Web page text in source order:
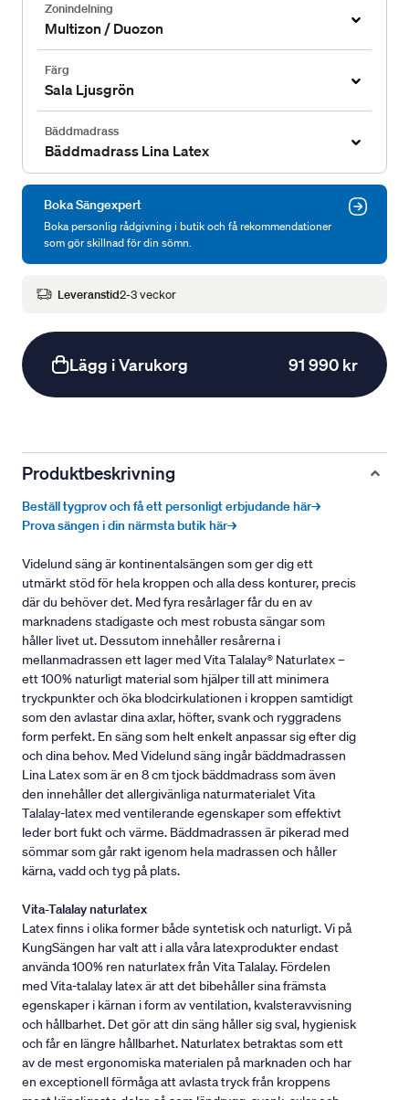
Zonindelning
Multizon / Duozon
Färg
Sala Ljusgrön
Bäddmadrass
Bäddmadrass Lina Latex
Boka Sängexpert
Boka personlig rådgivning i butik och få rekommendationer
som gör skillnad för din sömn.
Leveranstid2-3 veckor
Lägg i Varukorg 91 990 kr
Produktbeskrivning
Beställ tygprov och få ett personligt erbjudande här→
Prova sängen i din närmsta butik här→
Videlund säng är kontinentalsängen som ger dig ett
utmärkt stöd för hela kroppen och alla dess konturer, precis
där du behöver det. Med fyra resårlager får du en av
marknadens stadigaste och mest robusta sängar som
håller livet ut. Dessutom innehåller resårerna i
mellanmadrassen ett lager med Vita Talalay® Naturlatex –
ett 100% naturligt material som hjälper till att minimera
tryckpunkter och öka blodcirkulationen i kroppen samtidigt
som den avlastar dina axlar, höfter, svank och ryggradens
form perfekt. En säng som helt enkelt anpassar sig efter dig
och dina behov. Med Videlund säng ingår bäddmadrassen
Lina Latex som är en 8 cm tjock bäddmadrass som även
den innehåller det allergivänliga naturmaterialet Vita
Talalay-latex med ventilerande egenskaper som effektivt
leder bort fukt och värme. Bäddmadrassen är pikerad med
sömmar som går rakt igenom hela madrassen och håller
kärna, vadd och tyg på plats.
Vita-Talalay naturlatex
Latex finns i olika former både syntetisk och naturligt. Vi på
KungSängen har valt att i alla våra latexprodukter endast
använda 100% ren naturlatex från Vita Talalay. Fördelen
med Vita-talalay latex är att det bibehåller sina främsta
egenskaper i kärnan i form av ventilation, kvalsteravvisning
och hållbarhet. Det gör att din säng håller sig sval, hygienisk
och får en längre hållbarhet. Naturlatex betraktas som ett
av de mest ergonomiska materialen på marknaden och har
en exceptionell förmåga att avlasta tryck från kroppens